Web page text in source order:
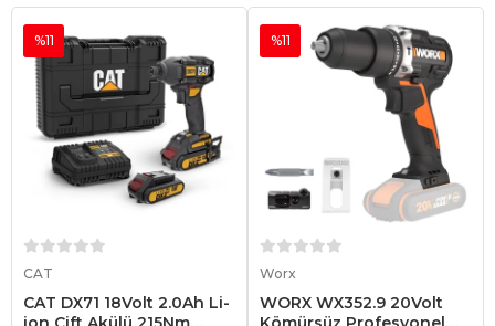
CAT
CAT DX71 18Volt 2.0Ah Li-
%11
Worx
WORX WX352.9 20Volt
%11